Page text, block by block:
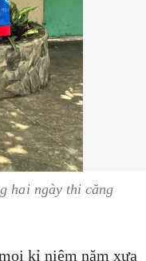
hai ngày thi căng
kỉ niệm năm xưa